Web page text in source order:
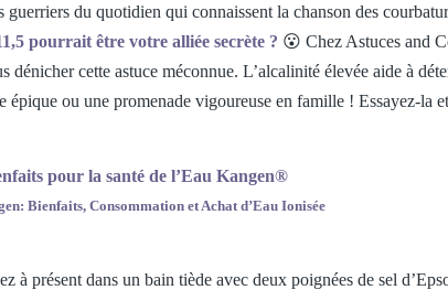
guerriers du quotidien qui connaissent la chanson des
pourrait être votre alliée secrète ? 😮 Chez Astuces and
dénicher cette astuce méconnue. L’alcalinité élevée aide à
épique ou une promenade vigoureuse en famille ! Essayez-la
pour la santé de l’Eau Kangen®
Bienfaits, Consommation et Achat d’Eau Ionisée
à présent dans un bain tiède avec deux poignées de sel